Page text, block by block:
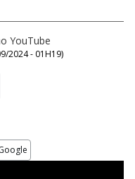
YouTube
2024 - 01H19)